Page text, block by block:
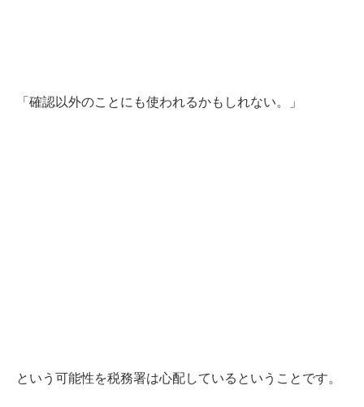
「確認以外のことにも使われるかもしれない。」
という可能性を税務署は心配しているということです。